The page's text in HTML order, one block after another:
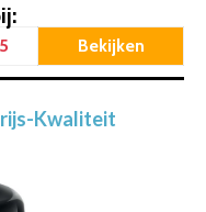
Bekijken
Kwaliteit